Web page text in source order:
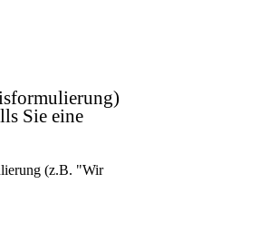
Sie eine
(z.B. "Wir